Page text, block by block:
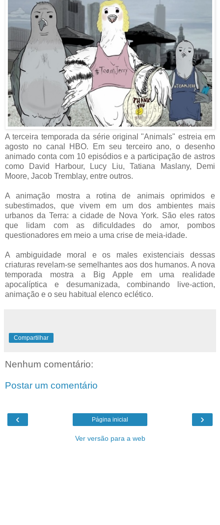
A terceira temporada da série original "Animals" estreia em
agosto no canal HBO. Em seu terceiro ano, o desenho
animado conta com 10 episódios e a participação de astros
como David Harbour, Lucy Liu, Tatiana Maslany, Demi
Moore, Jacob Tremblay, entre outros.
A animação mostra a rotina de animais oprimidos e
subestimados, que vivem em um dos ambientes mais
urbanos da Terra: a cidade de Nova York. São eles ratos
que lidam com as dificuldades do amor, pombos
questionadores em meio a uma crise de meia-idade.
A ambiguidade moral e os males existenciais dessas
criaturas revelam-se semelhantes aos dos humanos. A nova
temporada mostra a Big Apple em uma realidade
apocalíptica e desumanizada, combinando live-action,
animação e o seu habitual elenco eclético.
Compartilhar
Nenhum comentário:
Postar um comentário
‹ ›
Página inicial
Ver versão para a web